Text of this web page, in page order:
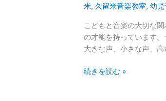
米, 久留米音楽教室,幼
こどもと音楽の大切な
の才能を持っています
大きな声、小さな声、
続きを読む »